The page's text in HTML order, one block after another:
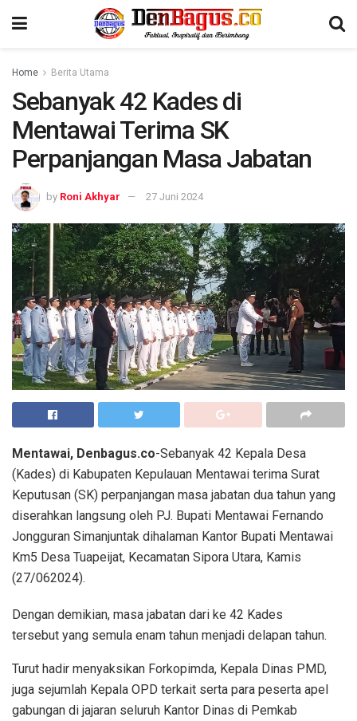
Home Berita Utama
Sebanyak 42 Kades di
Mentawai Terima SK
Perpanjangan Masa Jabatan
by Roni Akhyar 27 Juni 2024
Mentawai, Denbagus.co-Sebanyak 42 Kepala Desa
(Kades) di Kabupaten Kepulauan Mentawai terima Surat
Keputusan (SK) perpanjangan masa jabatan dua tahun yang
diserahkan langsung oleh PJ. Bupati Mentawai Fernando
Jongguran Simanjuntak dihalaman Kantor Bupati Mentawai
Km5 Desa Tuapeijat, Kecamatan Sipora Utara, Kamis
(27/062024).
Dengan demikian, masa jabatan dari ke 42 Kades
tersebut yang semula enam tahun menjadi delapan tahun.
Turut hadir menyaksikan Forkopimda, Kepala Dinas PMD,
juga sejumlah Kepala OPD terkait serta para peserta apel
gabungan di jajaran seluruh Kantor Dinas di Pemkab